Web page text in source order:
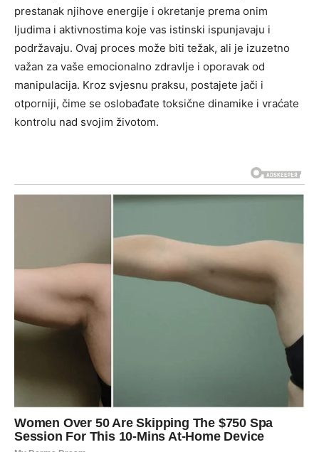
prestanak njihove energije i okretanje prema onim
ljudima i aktivnostima koje vas istinski ispunjavaju i
podržavaju. Ovaj proces može biti težak, ali je izuzetno
važan za vaše emocionalno zdravlje i oporavak od
manipulacija. Kroz svjesnu praksu, postajete jači i
otporniji, čime se oslobađate toksične dinamike i vraćate
kontrolu nad svojim životom.